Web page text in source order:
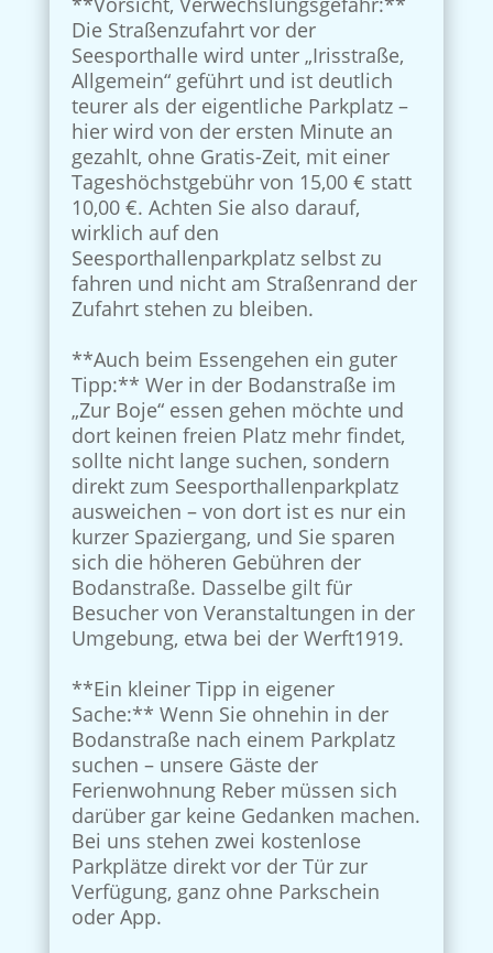
Die Straßenzufahrt vor der
Seesporthalle wird unter „Irisstraße,
Allgemein“ geführt und ist deutlich
teurer als der eigentliche Parkplatz –
hier wird von der ersten Minute an
gezahlt, ohne Gratis-Zeit, mit einer
Tageshöchstgebühr von 15,00 € statt
10,00 €. Achten Sie also darauf,
wirklich auf den
Seesporthallenparkplatz selbst zu
fahren und nicht am Straßenrand der
Zufahrt stehen zu bleiben.
**Auch beim Essengehen ein guter
Tipp:** Wer in der Bodanstraße im
„Zur Boje“ essen gehen möchte und
dort keinen freien Platz mehr findet,
sollte nicht lange suchen, sondern
direkt zum Seesporthallenparkplatz
ausweichen – von dort ist es nur ein
kurzer Spaziergang, und Sie sparen
sich die höheren Gebühren der
Bodanstraße. Dasselbe gilt für
Besucher von Veranstaltungen in der
Umgebung, etwa bei der Werft1919.
**Ein kleiner Tipp in eigener
Sache:** Wenn Sie ohnehin in der
Bodanstraße nach einem Parkplatz
suchen – unsere Gäste der
Ferienwohnung Reber müssen sich
darüber gar keine Gedanken machen.
Bei uns stehen zwei kostenlose
Parkplätze direkt vor der Tür zur
Verfügung, ganz ohne Parkschein
oder App.